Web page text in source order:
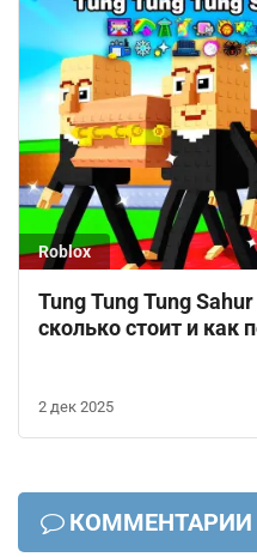
Roblox
Tung Tung Tung
сколько стоит и как
2 дек 2025
КОММЕНТАРИИ